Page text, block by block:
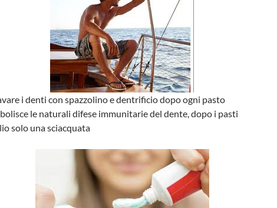
i denti con spazzolino e dentrificio dopo ogni pasto
le naturali difese immunitarie del dente, dopo i pasti
solo una sciacquata